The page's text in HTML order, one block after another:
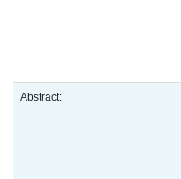
Abstract: